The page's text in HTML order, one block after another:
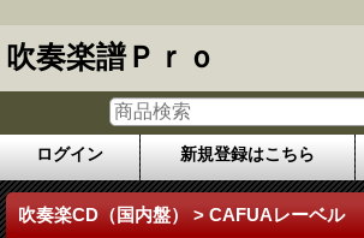
吹奏楽譜Ｐｒｏ
ログイン 新規登録はこちら
吹奏楽CD（国内盤） > CAFUAレーベル